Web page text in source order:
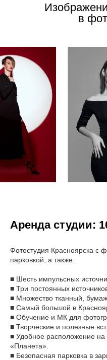
в
Аренда студии:
Фотостудия Красноярска с
парковкой, а также:
■ Шесть импульсных
■ Три постоянных
■ Множество тканный,
■ Самый большой в
■ Обучение и МК для
■ Творческие и полезные
■ Удобное расположение
«Планета».
■ Безопасная парковка в